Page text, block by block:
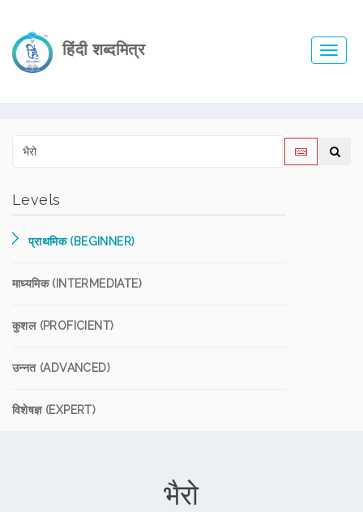
हिंदी शब्दमित्र
Levels
प्राथमिक (BEGINNER)
माध्यमिक (INTERMEDIATE)
कुशल (PROFICIENT)
उन्नत (ADVANCED)
विशेषज्ञ (EXPERT)
भैरो